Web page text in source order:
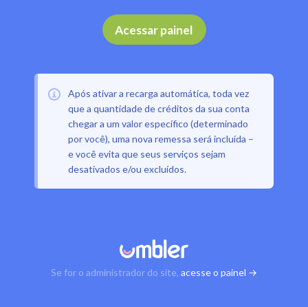
Acessar painel
Após ativar a recarga automática, toda vez
que a quantidade de créditos da sua conta
chegar a um valor específico (determinado
por você), uma nova remessa será incluída –
e você evita que seus serviços sejam
desativados e/ou excluídos.
Se for o administrador do site, acesse o painel →